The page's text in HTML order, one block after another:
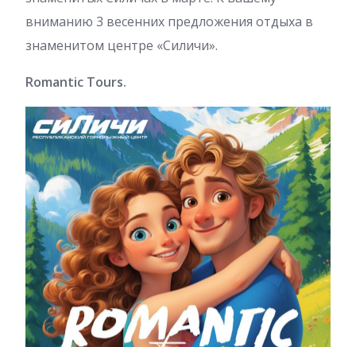
вниманию 3 весенних предложения отдыха в
знаменитом центре «Силичи».
Romantic Tours.